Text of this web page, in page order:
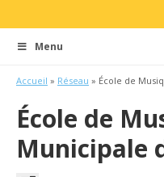
Menu
Accueil » Réseau » École de
École de
Municipale